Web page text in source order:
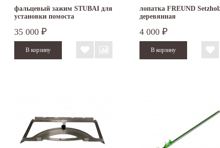
фальцевый зажим STUBAI для
установки помоста
35 000 ₽
лопатка FREUND
деревянная
4 000 ₽